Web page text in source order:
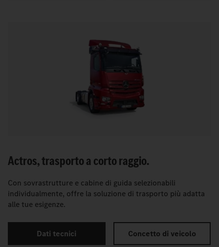
Actros, trasporto a corto raggio.
Con sovrastrutture e cabine di guida selezionabili
individualmente, offre la soluzione di trasporto più adatta
alle tue esigenze.
Dati tecnici Concetto di veicolo